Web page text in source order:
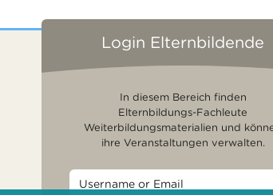
Login Elternbildende
In diesem Bereich finden
Elternbildungs-Fachleute
Weiterbildungsmaterialien und
ihre Veranstaltungen verwalten.